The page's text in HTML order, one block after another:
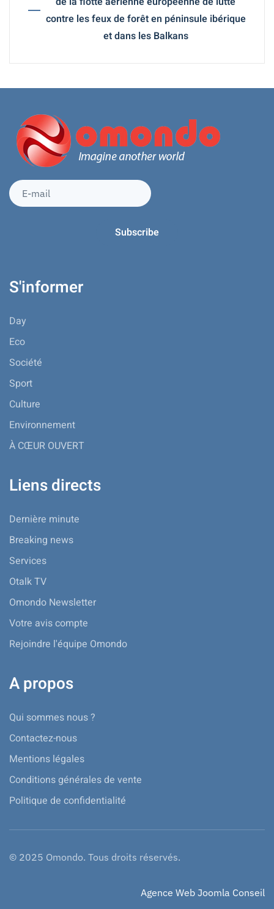
contre les feux de forêt en péninsule ibérique
et dans les Balkans
S'informer
Day
Eco
Société
Sport
Culture
Environnement
À CŒUR OUVERT
Liens directs
Dernière minute
Breaking news
Services
Otalk TV
Omondo Newsletter
Votre avis compte
Rejoindre l'équipe Omondo
A propos
Qui sommes nous ?
Contactez-nous
Mentions légales
Conditions générales de vente
Politique de confidentialité
© 2025 Omondo. Tous droits réservés.
Agence Web Joomla Conseil